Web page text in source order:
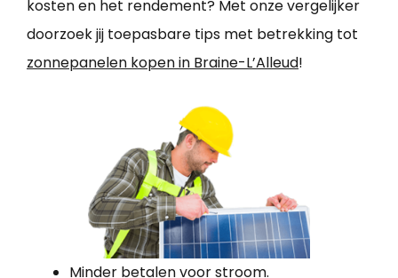
kosten en het rendement? Met onze vergelijker
doorzoek jij toepasbare tips met betrekking tot
zonnepanelen kopen in Braine-L’Alleud!
Minder betalen voor stroom.